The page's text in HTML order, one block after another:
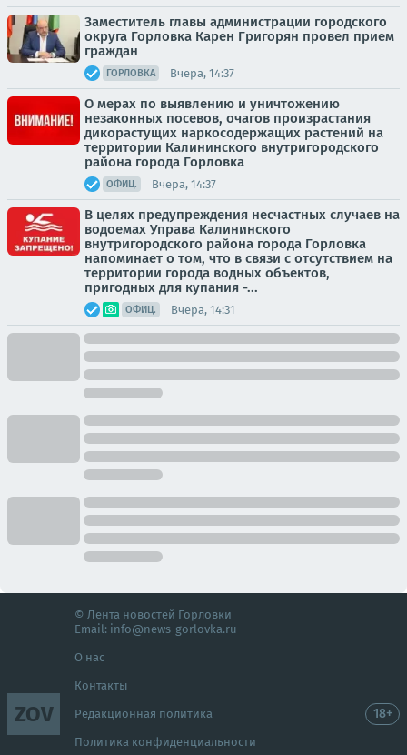
Заместитель главы администрации городского
округа Горловка Карен Григорян провел прием
граждан
ГОРЛОВКА Вчера, 14:37
О мерах по выявлению и уничтожению
незаконных посевов, очагов произрастания
дикорастущих наркосодержащих растений на
территории Калининского внутригородского
района города Горловка
ОФИЦ. Вчера, 14:37
В целях предупреждения несчастных случаев на
водоемах Управа Калининского
внутригородского района города Горловка
напоминает о том, что в связи с отсутствием на
территории города водных объектов,
пригодных для купания -...
ОФИЦ. Вчера, 14:31
ZOV
© Лента новостей Горловки
Email: info@news-gorlovka.ru
О нас
Контакты
Редакционная политика
Политика конфиденциальности
18+